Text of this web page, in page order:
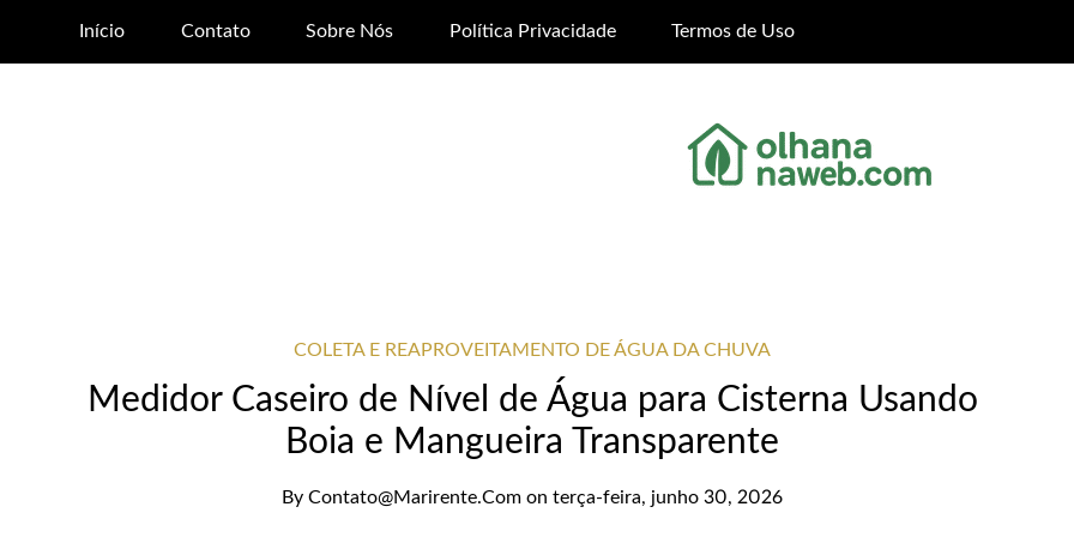
Início Contato Sobre Nós Política Privacidade Termos de Uso
COLETA E REAPROVEITAMENTO DE ÁGUA DA CHUVA
Medidor Caseiro de Nível de Água para Cisterna Usando
Boia e Mangueira Transparente
ByContato@marirente.com onterça-feira, junho 30, 2026